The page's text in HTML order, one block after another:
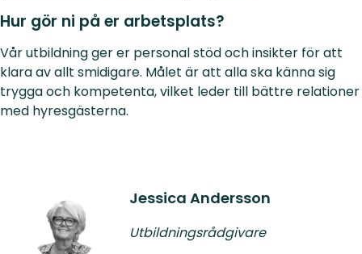
Hur gör ni på er arbetsplats?
Vår utbildning ger er personal stöd och insikter för att
klara av allt smidigare. Målet är att alla ska känna sig
trygga och kompetenta, vilket leder till bättre relationer
med hyresgästerna.
Jessica Andersson
Utbildningsrådgivare